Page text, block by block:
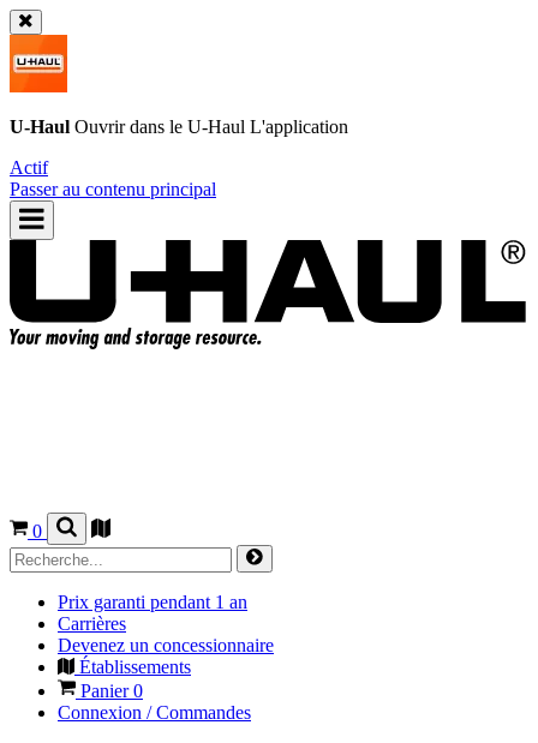
U-Haul Ouvrir dans le U-Haul L'application
Actif
Passer au contenu principal
0
Prix garanti pendant 1 an
Carrières
Devenez un concessionnaire
Établissements
Panier0
Connexion / Commandes